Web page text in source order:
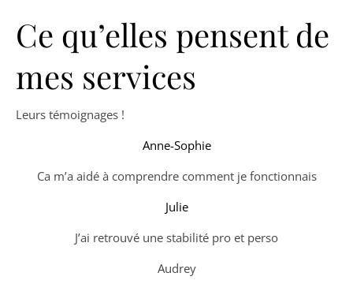
Ce qu’elles pensent de
mes services
Leurs témoignages !
Anne-Sophie
Ca m’a aidé à comprendre comment je fonctionnais
Julie
J’ai retrouvé une stabilité pro et perso
Audrey